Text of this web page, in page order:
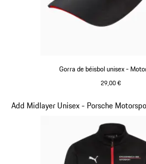
Gorra de béisbol unisex -
29,00 €
Add Midlayer Unisex - Porsche
Diapositiva 4 de 20